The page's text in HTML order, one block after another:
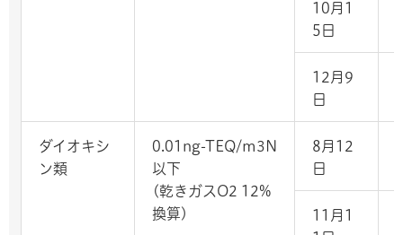
10月1
5日
12月9
日
ダイオキシ
ン類
0.01ng-TEQ/m3N
以下
(乾きガスO2 12%
換算)
8月12
日
11月1